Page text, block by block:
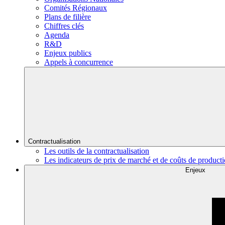
Comités Régionaux
Plans de filière
Chiffres clés
Agenda
R&D
Enjeux publics
Appels à concurrence
Contractualisation
Les outils de la contractualisation
Les indicateurs de prix de marché et de coûts de
Enjeux